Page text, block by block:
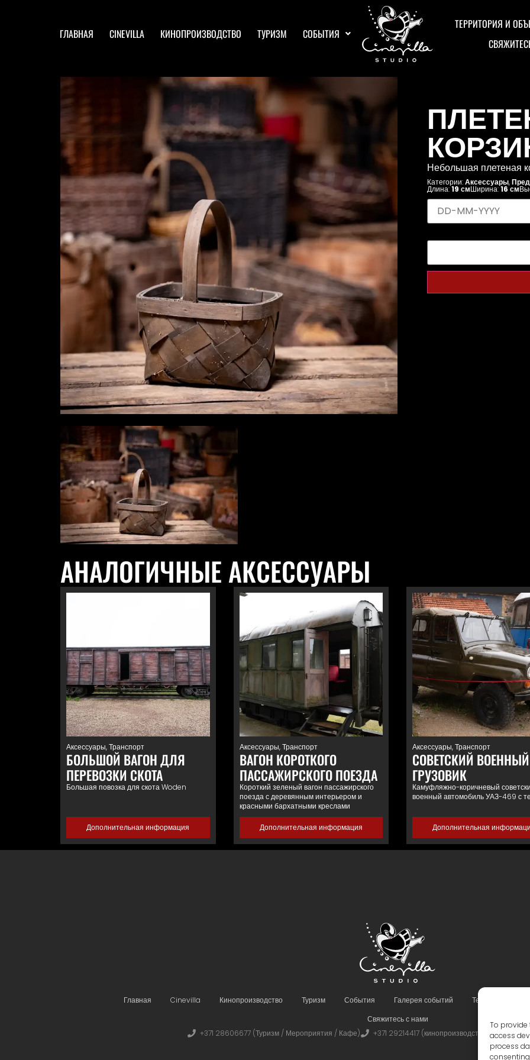
To provide
access
process
ГЛАВНАЯ CINEVILLA КИНОПРОИЗВОДСТВО ТУРИЗМ СОБЫТИЯ
ТЕРРИТОРИЯ И
Небольшая плетеная
Категории:Аксессуары,
Длина:19 смШирина:16 см
АНАЛОГИЧНЫЕ АКСЕССУАРЫ
Аксессуары,Транспорт
БОЛЬШОЙ ВАГОН ДЛЯ
ПЕРЕВОЗКИ СКОТА
Большая повозка для скота Woden
Дополнительная информация
Аксессуары,Транспорт
ВАГОН КОРОТКОГО
ПАССАЖИРСКОГО ПОЕЗДА
Короткий зеленый вагон пассажирского
поезда с деревянным интерьером и
красными бархатными креслами
Дополнительная информация
Аксессуары,Транспорт
СОВЕТСКИЙ ВОЕННЫЙ
ГРУЗОВИК
Камуфляжно-коричневый
военный автомобиль УАЗ-469 с
Дополнительная
Главная Cinevilla Кинопроизводство Туризм События Галерея событий Территория и
Свяжитесь с нами
+371 28606677 (Туризм / Мероприятия / Кафе)
+371 29214417 (кинопроизводство)